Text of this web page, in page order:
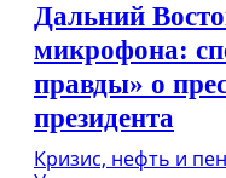
Дальний
микрофона:
правды» о
президента
Кризис, нефть и